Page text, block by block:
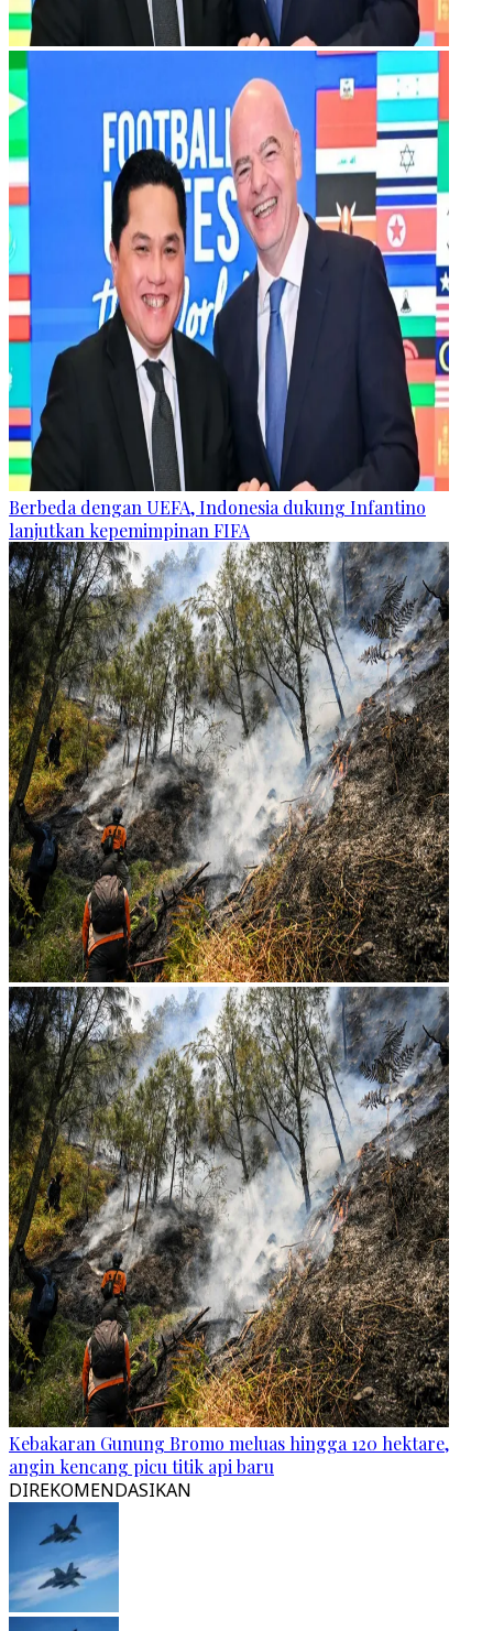
Berbeda dengan UEFA, Indonesia dukung Infantino
lanjutkan kepemimpinan FIFA
Kebakaran Gunung Bromo meluas hingga 120 hektare,
angin kencang picu titik api baru
DIREKOMENDASIKAN